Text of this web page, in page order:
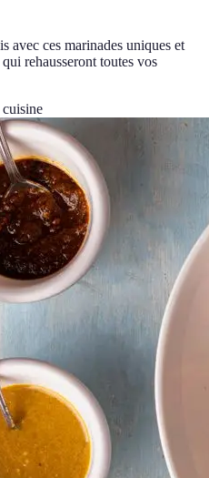
avec ces marinades uniques et
rehausseront toutes vos
cuisine